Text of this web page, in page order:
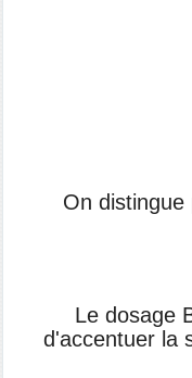
On distingue
Le dosage
d'accentuer la